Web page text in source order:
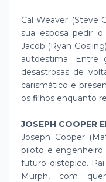
Cal Weaver (Steve
sua esposa pedir
Jacob (Ryan
autoestima. Entre
desastrosas de
carismático e
os filhos enquanto
JOSEPH COOPER
Joseph Cooper
piloto e
futuro distópico.
Murph, com